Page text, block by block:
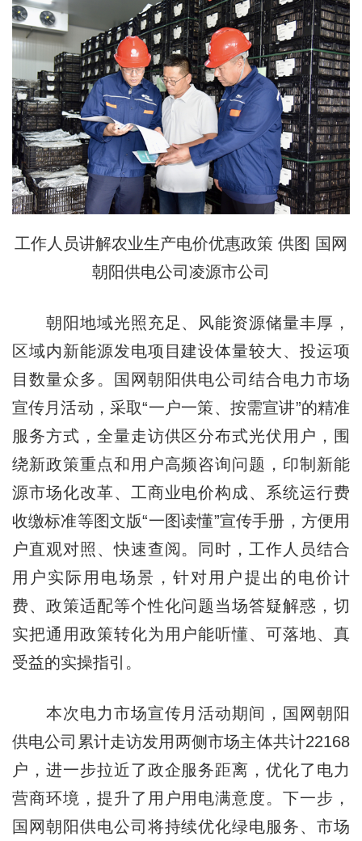
工作人员讲解农业生产电价优惠政策 供图 国网
朝阳供电公司凌源市公司
朝阳地域光照充足、风能资源储量丰厚，
区域内新能源发电项目建设体量较大、投运项
目数量众多。国网朝阳供电公司结合电力市场
宣传月活动，采取“一户一策、按需宣讲”的精准
服务方式，全量走访供区分布式光伏用户，围
绕新政策重点和用户高频咨询问题，印制新能
源市场化改革、工商业电价构成、系统运行费
收缴标准等图文版“一图读懂”宣传手册，方便用
户直观对照、快速查阅。同时，工作人员结合
用户实际用电场景，针对用户提出的电价计
费、政策适配等个性化问题当场答疑解惑，切
实把通用政策转化为用户能听懂、可落地、真
受益的实操指引。
本次电力市场宣传月活动期间，国网朝阳
供电公司累计走访发用两侧市场主体共计22168
户，进一步拉近了政企服务距离，优化了电力
营商环境，提升了用户用电满意度。下一步，
国网朝阳供电公司将持续优化绿电服务、市场